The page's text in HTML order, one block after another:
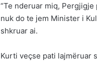
“Te nderuar miq,
nuk do te jem Minister i
shkruar ai.
Kurti veçse pati lajmëruar